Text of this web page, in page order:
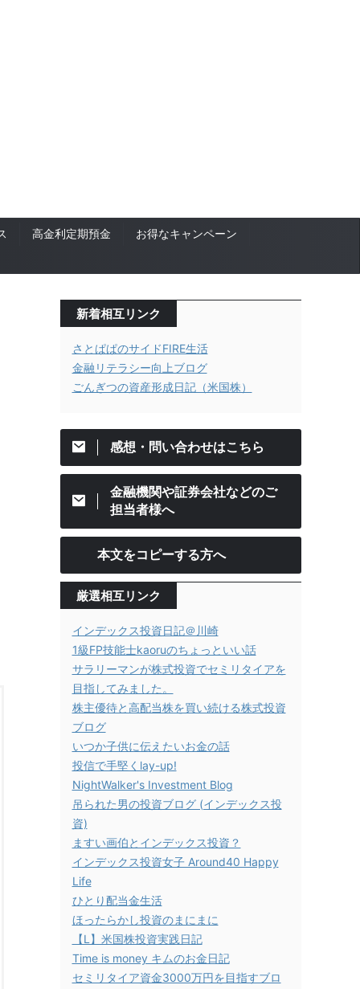
高金利定期預金 お得なキャンペーン
新着相互リンク
さとぱぱのサイドFIRE生活
金融リテラシー向上ブログ
ごんぎつの資産形成日記（米国株）
感想・問い合わせはこちら
金融機関や証券会社などのご
担当者様へ
本文をコピーする方へ
厳選相互リンク
インデックス投資日記＠川崎
1級FP技能士kaoruのちょっといい話
サラリーマンが株式投資でセミリタイアを
目指してみました。
株主優待と高配当株を買い続ける株式投資
ブログ
いつか子供に伝えたいお金の話
投信で手堅くlay-up!
NightWalker's Investment Blog
吊られた男の投資ブログ (インデックス投
資)
ますい画伯とインデックス投資？
インデックス投資女子 Around40 Happy
Life
ひとり配当金生活
ほったらかし投資のまにまに
【L】米国株投資実践日記
Time is money キムのお金日記
セミリタイア資金3000万円を目指すブロ